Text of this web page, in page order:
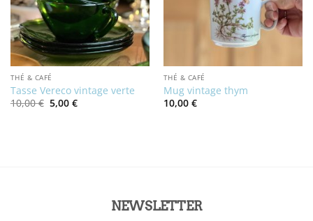
THÉ & CAFÉ
Tasse Vereco vintage verte
10,00€ Le
prix
5,00 €Le
prix
THÉ & CAFÉ
Mug vintage thym
10,00 €
NEWSLETTER